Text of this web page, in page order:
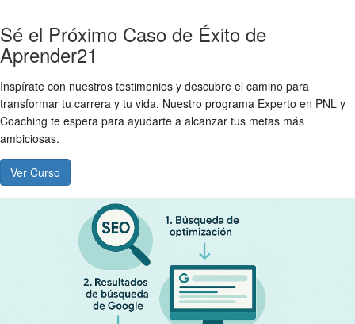
Sé el Próximo Caso de Éxito de
Aprender21
Inspírate con nuestros testimonios y descubre el camino para
transformar tu carrera y tu vida. Nuestro programa Experto en PNL y
Coaching te espera para ayudarte a alcanzar tus metas más
ambiciosas.
Ver Curso